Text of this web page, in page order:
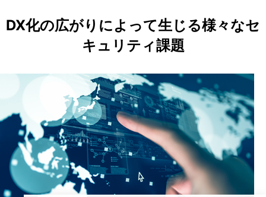
g
o
DX化の広がりによって生じる様々なセ
キュリティ課題